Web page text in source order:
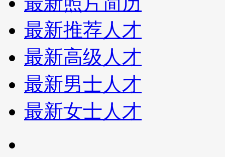
最新推荐人才
最新高级人才
最新男士人才
最新女士人才